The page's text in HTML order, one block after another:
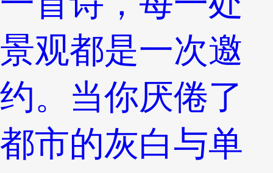
景观都是一次邀
约。当你厌倦了
都市的灰白与单